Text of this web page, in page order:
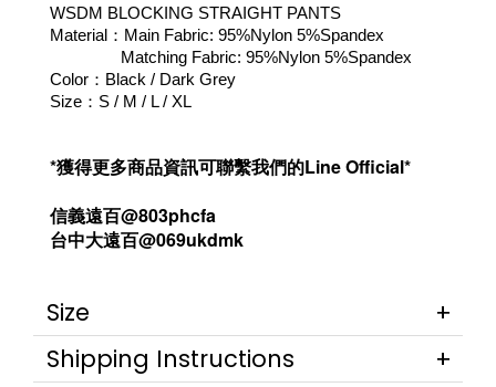
WSDM BLOCKING STRAIGHT PANTS
Material：Main Fabric: 95%Nylon 5%Spandex
Matching Fabric: 95%Nylon 5%Spandex
Color：Black / Dark Grey
Size：S / M / L / XL
*獲得更多商品資訊可聯繫我們的Line Official*
信義遠百@803phcfa
台中大遠百@069ukdmk
Size
Shipping Instructions